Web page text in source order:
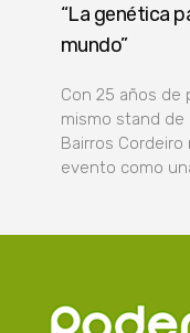
“La genética
mundo”
Con 25 años de
mismo stand de
Bairros
evento como